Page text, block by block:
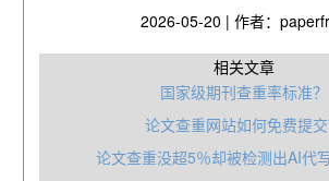
2026-05-20 | 作者：
相关文章
国家级期刊查重率标准？
论文查重网站如何免费提交
论文查重没超5％却被检测出AI代